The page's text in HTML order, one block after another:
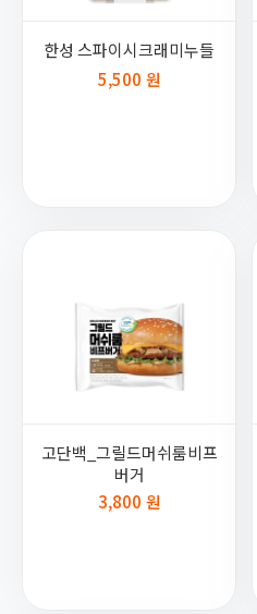
한성 스파이시크래미누들
5,500 원
고단백_그릴드머쉬룸비프
버거
3,800 원